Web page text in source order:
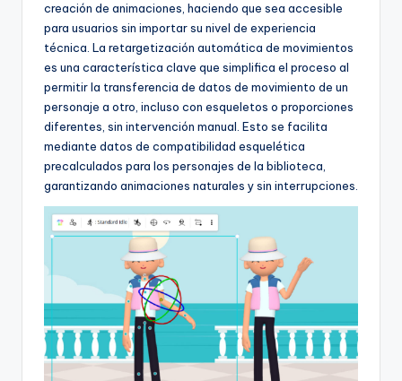
creación de animaciones, haciendo que sea accesible
para usuarios sin importar su nivel de experiencia
técnica. La retargetización automática de movimientos
es una característica clave que simplifica el proceso al
permitir la transferencia de datos de movimiento de un
personaje a otro, incluso con esqueletos o proporciones
diferentes, sin intervención manual. Esto se facilita
mediante datos de compatibilidad esquelética
precalculados para los personajes de la biblioteca,
garantizando animaciones naturales y sin interrupciones.